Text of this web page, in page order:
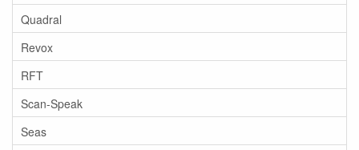
Quadral
Revox
RFT
Scan-Speak
Seas